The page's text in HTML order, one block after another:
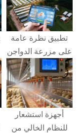
تطبيق نظرة عامة
على مزرعة الدواجن
أجهزة استشعار
للنظام الخالي من